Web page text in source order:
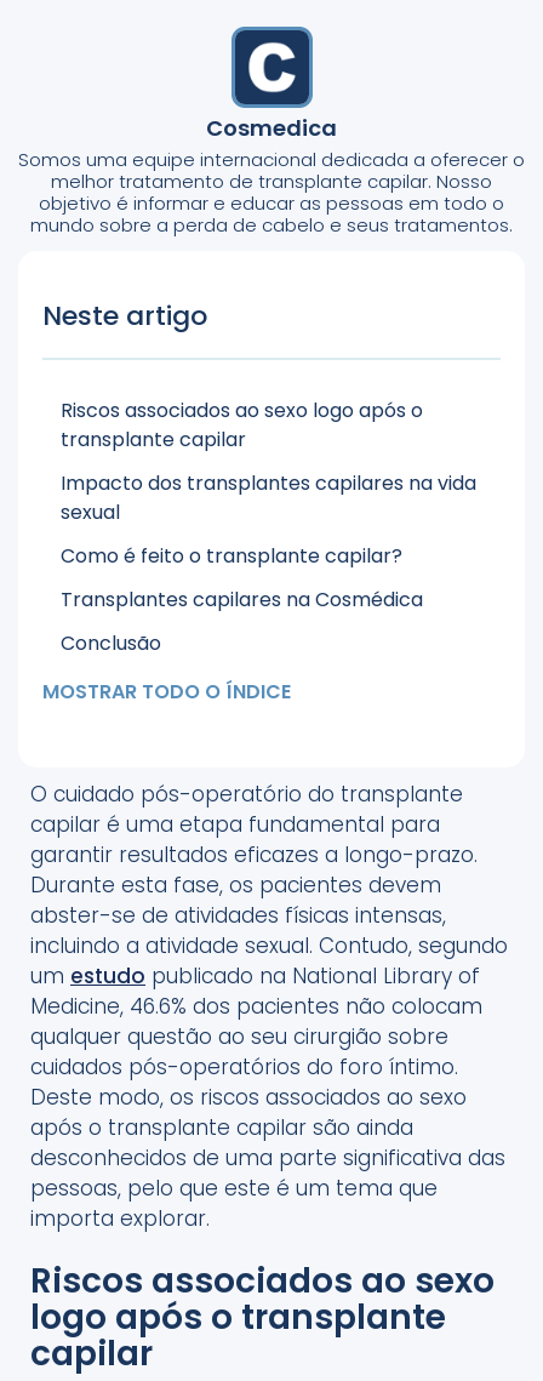
Cosmedica
Somos uma equipe internacional dedicada a oferecer o
melhor tratamento de transplante capilar. Nosso
objetivo é informar e educar as pessoas em todo o
mundo sobre a perda de cabelo e seus tratamentos.
Neste artigo
Riscos associados ao sexo logo após o
transplante capilar
Impacto dos transplantes capilares na vida
sexual
Como é feito o transplante capilar?
Transplantes capilares na Cosmédica
Conclusão
MOSTRAR TODO O ÍNDICE
O cuidado pós-operatório do transplante
capilar é uma etapa fundamental para
garantir resultados eficazes a longo-prazo.
Durante esta fase, os pacientes devem
abster-se de atividades físicas intensas,
incluindo a atividade sexual. Contudo, segundo
um estudo publicado na National Library of
Medicine, 46.6% dos pacientes não colocam
qualquer questão ao seu cirurgião sobre
cuidados pós-operatórios do foro íntimo.
Deste modo, os riscos associados ao sexo
após o transplante capilar são ainda
desconhecidos de uma parte significativa das
pessoas, pelo que este é um tema que
importa explorar.
Riscos associados ao sexo
logo após o transplante
capilar